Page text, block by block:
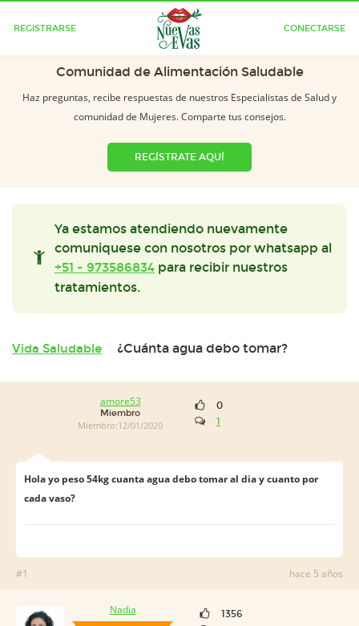
REGISTRARSE CONECTARSE
Comunidad de Alimentación Saludable
Haz preguntas, recibe respuestas de nuestros Especialistas de Salud y
comunidad de Mujeres. Comparte tus consejos.
REGÍSTRATE AQUÍ
Ya estamos atendiendo nuevamente
comuniquese con nosotros por whatsapp al
+51 - 973586834 para recibir nuestros
tratamientos.
Vida Saludable ¿Cuánta agua debo tomar?
amore53
Miembro
Miembro:12/01/2020
0
1
Hola yo peso 54kg cuanta agua debo tomar al dia y cuanto por
cada vaso?
#1 hace 5 años
Nadia
1356